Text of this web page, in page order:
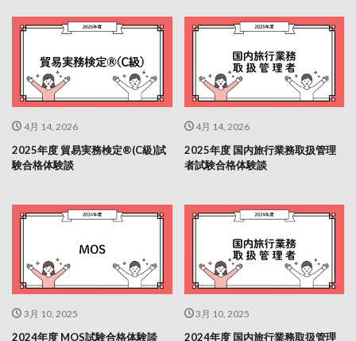
4月 14, 2026
2025年度 貿易実務検定®(C級)試
験合格体験談
4月 14, 2026
2025年度 国内旅行業務取扱管理
者試験合格体験談
3月 10, 2025
2024年度 MOS試験合格体験談
3月 10, 2025
2024年度 国内旅行業務取扱管理